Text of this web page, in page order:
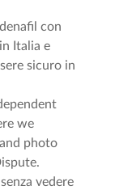
con
Italia e
sicuro in
we
photo
vedere